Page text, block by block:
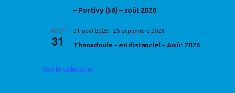
– Pontivy (56) – août 2026
AOÛT
31
31 août 2026 -25 septembre 2026
Thanadoula – en distanciel – Août 2026
Voir le calendrier